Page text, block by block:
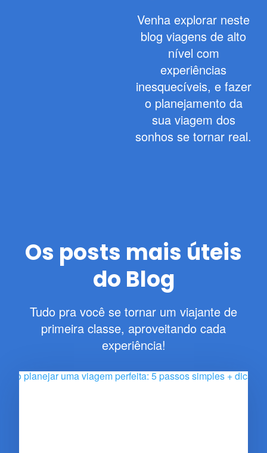
Venha explorar neste
blog viagens de alto
nível com
experiências
inesquecíveis, e fazer
o planejamento da
sua viagem dos
sonhos se tornar real.
Os posts mais úteis
do Blog
Tudo pra você se tornar um viajante de
primeira classe, aproveitando cada
experiência!